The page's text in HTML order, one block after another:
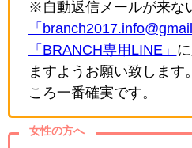
※自動返信メールが来な
「
「BRANCH専用LINE」
ますようお願い致します。
ころ一番確実です。
女性の方へ